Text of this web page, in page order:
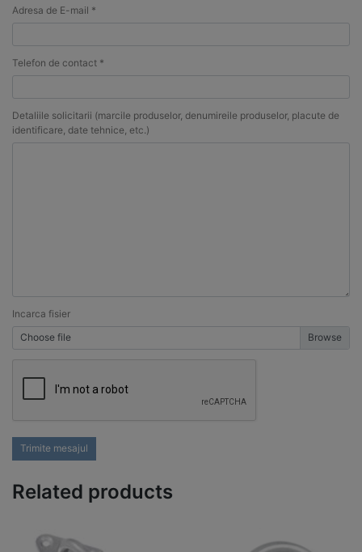
Adresa de E-mail *
Telefon de contact *
Detaliile solicitarii (marcile produselor, denumireile produselor, placute de
identificare, date tehnice, etc.)
Incarca fisier
Choose file
Trimite mesajul
Related products